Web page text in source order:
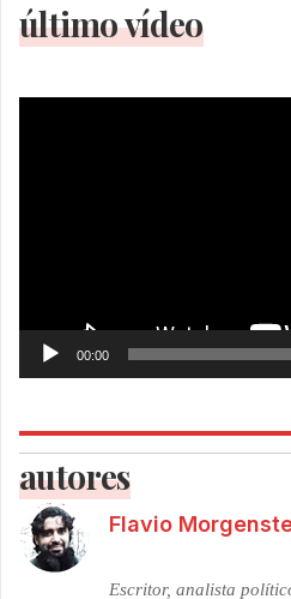
último vídeo
Tocador
00:00
autores
Flavio
Escritor, analista